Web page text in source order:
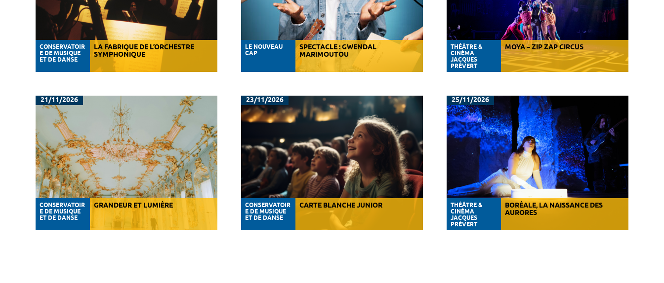
CONSERVATOIR
E DE MUSIQUE
ET DE DANSE
LA FABRIQUE DE L’ORCHESTRE
SYMPHONIQUE
LE NOUVEAU
CAP
SPECTACLE : GWENDAL
MARIMOUTOU
THÉÂTRE &
CINÉMA
JACQUES
PRÉVERT
MOYA – ZIP ZAP CIRCUS
21/11/2026
CONSERVATOIR
E DE MUSIQUE
ET DE DANSE
GRANDEUR ET LUMIÈRE
23/11/2026
CONSERVATOIR
E DE MUSIQUE
ET DE DANSE
CARTE BLANCHE JUNIOR
25/11/2026
THÉÂTRE &
CINÉMA
JACQUES
PRÉVERT
BORÉALE, LA NAISSANCE DES
AURORES